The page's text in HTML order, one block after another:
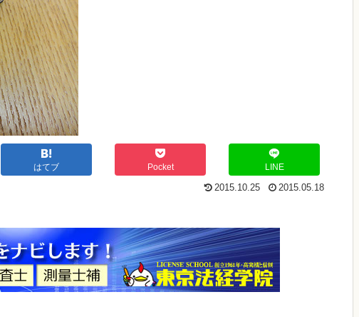
はてブ Pocket LINE
2015.10.25 2015.05.18